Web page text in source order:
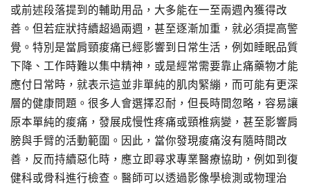
或前述段落提到的輔助用品，大多能在一至兩週內獲得改
善。但若症狀持續超過兩週，甚至逐漸加重，就必須提高警
覺。特別是當肩頸痠痛已經影響到日常生活，例如睡眠品質
下降、工作時難以集中精神，或是經常需要靠止痛藥物才能
應付日常時，就表示這並非單純的肌肉緊繃，而可能有更深
層的健康問題。很多人會選擇忍耐，但長時間忽略，容易讓
原本單純的痠痛，發展成慢性疼痛或頸椎病變，甚至影響肩
膀與手臂的活動範圍。因此，當你發現痠痛沒有隨時間改
善，反而持續惡化時，應立即尋求專業醫療協助，例如到復
健科或骨科進行檢查。醫師可以透過影像學檢測或物理治